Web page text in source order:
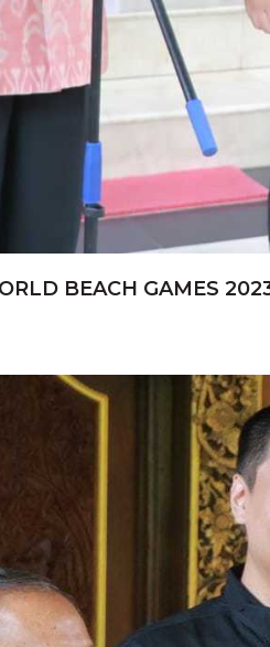
BEACH GAMES